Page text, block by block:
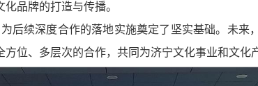
品牌的打造与传播。
后续深度合作的落地实施奠定了坚实基础。未
位、多层次的合作，共同为济宁文化事业和文化